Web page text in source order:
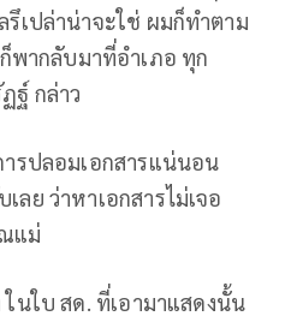
เปล่าน่าจะใช่ ผมก็ทำตาม
ก็พากลับมาที่อำเภอ ทุก
ฐ์ กล่าว
รปลอมเอกสารแน่นอน
ย ว่าหาเอกสารไม่เจอ
แม่
นใบ สด. ที่เอามาแสดงนั้น